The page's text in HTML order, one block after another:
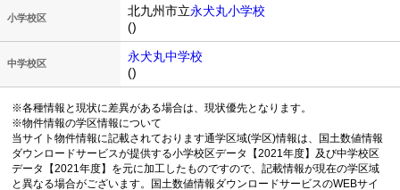
小学校区 北九州市立永犬丸小学校
()
中学校区
永犬丸中学校
()
※各種情報と現状に差異がある場合は、現状優先となります。
※物件情報の学区情報について
当サイト物件情報に記載されております通学区域(学区)情報は、国土数値情報
ダウンロードサービスが提供する小学校区データ【2021年度】及び中学校区
データ【2021年度】を元に加工したものですので、記載情報が現在の学区域
と異なる場合がございます。国土数値情報ダウンロードサービスのWEBサイ